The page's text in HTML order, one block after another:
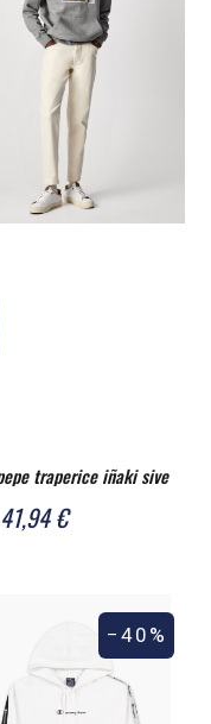
traperice iñaki sive
41,94 €
−40%